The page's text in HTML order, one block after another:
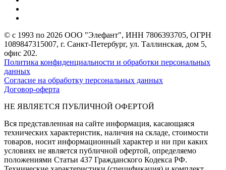
© с 1993 по 2026 ООО "Элефант", ИНН 7806393705, ОГРН
1089847315007, г. Санкт-Петербург, ул. Таллинская, дом 5,
офис 202.
Политика конфиденциальности и обработки персональных
данных
Согласие на обработку персональных данных
Договор-оферта
НЕ ЯВЛЯЕТСЯ ПУБЛИЧНОЙ ОФЕРТОЙ
Вся представленная на сайте информация, касающаяся
технических характеристик, наличия на складе, стоимости
товаров, носит информационный характер и ни при каких
условиях не является публичной офертой, определяемо
положениями Статьи 437 Гражданского Кодекса РФ.